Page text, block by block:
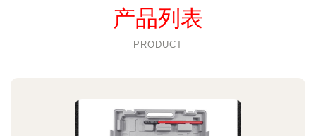
产品列表
PRODUCT